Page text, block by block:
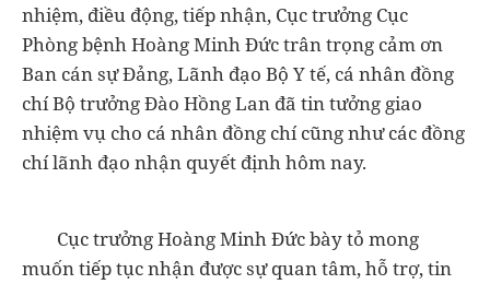
nhiệm, điều động, tiếp nhận, Cục trưởng Cục
Phòng bệnh Hoàng Minh Đức trân trọng cảm ơn
Ban cán sự Đảng, Lãnh đạo Bộ Y tế, cá nhân đồng
chí Bộ trưởng Đào Hồng Lan đã tin tưởng giao
nhiệm vụ cho cá nhân đồng chí cũng như các đồng
chí lãnh đạo nhận quyết định hôm nay.
Cục trưởng Hoàng Minh Đức bày tỏ mong
muốn tiếp tục nhận được sự quan tâm, hỗ trợ, tin